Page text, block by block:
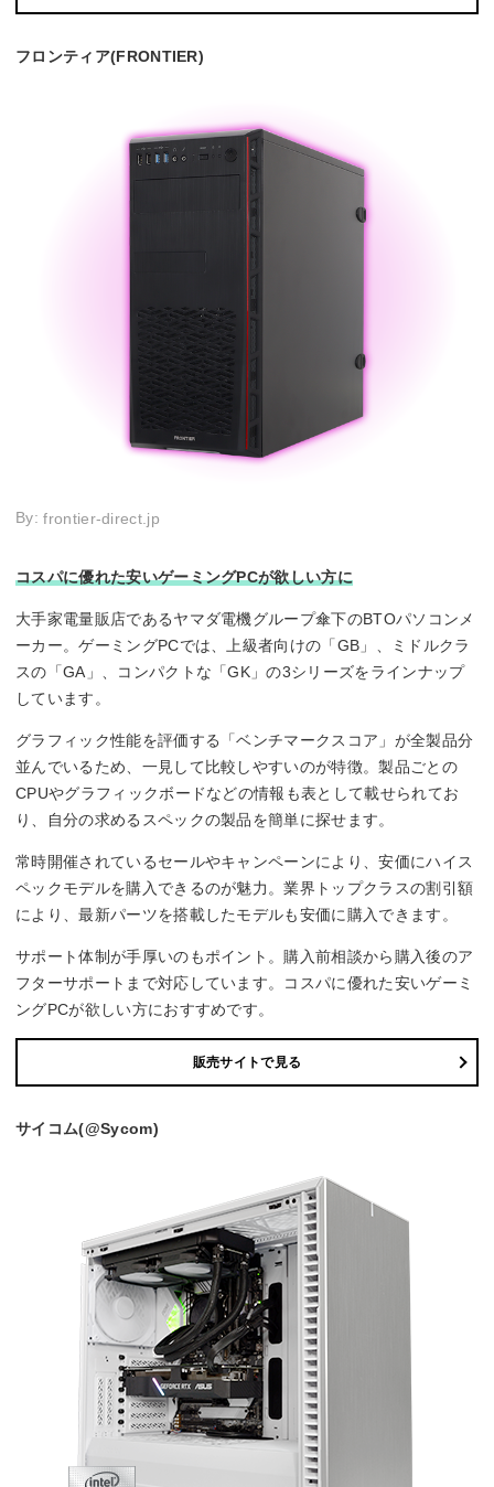
フロンティア(FRONTIER)
By:frontier-direct.jp
コスパに優れた安いゲーミングPCが欲しい方に
大手家電量販店であるヤマダ電機グループ傘下のBTOパソコンメ
ーカー。ゲーミングPCでは、上級者向けの「GB」、ミドルクラ
スの「GA」、コンパクトな「GK」の3シリーズをラインナップ
しています。
グラフィック性能を評価する「ベンチマークスコア」が全製品分
並んでいるため、一見して比較しやすいのが特徴。製品ごとの
CPUやグラフィックボードなどの情報も表として載せられてお
り、自分の求めるスペックの製品を簡単に探せます。
常時開催されているセールやキャンペーンにより、安価にハイス
ペックモデルを購入できるのが魅力。業界トップクラスの割引額
により、最新パーツを搭載したモデルも安価に購入できます。
サポート体制が手厚いのもポイント。購入前相談から購入後のア
フターサポートまで対応しています。コスパに優れた安いゲーミ
ングPCが欲しい方におすすめです。
販売サイトで見る
サイコム(@Sycom)